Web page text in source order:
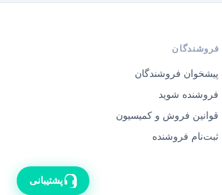
فروشندگان
پیشخوان فروشندگان
فروشنده شوید
قوانین فروش و کمیسیون
ثبت‌نام فروشنده
پشتیبانی